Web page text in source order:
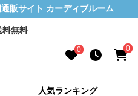
販サイト カーディブルーム
料無料
0 0
人気ランキング